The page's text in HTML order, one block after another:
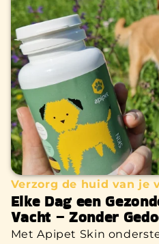
Verzorg de huid van je
Elke Dag een
Vacht – Zonder
Met Apipet Skin